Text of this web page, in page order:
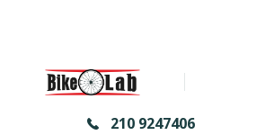
210 9247406